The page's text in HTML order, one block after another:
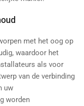
met het oog op
waardoor het
als voor
van de verbinding
uw
worden